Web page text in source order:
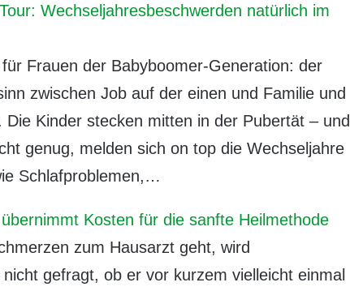
Wechseljahresbeschwerden natürlich im
Frauen der Babyboomer-Generation: der
zwischen Job auf der einen und Familie und
Kinder stecken mitten in der Pubertät – und
genug, melden sich on top die Wechseljahre
Schlafproblemen,…
Kosten für die sanfte Heilmethode
zum Hausarzt geht, wird
gefragt, ob er vor kurzem vielleicht einmal